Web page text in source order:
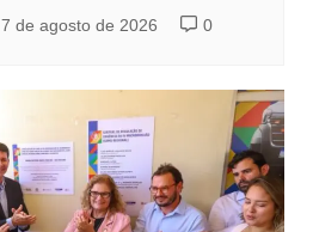
7 de agosto de 2026 0